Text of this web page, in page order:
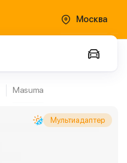
Москва
Masuma
Мультиадаптер